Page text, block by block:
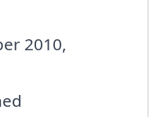
2010,